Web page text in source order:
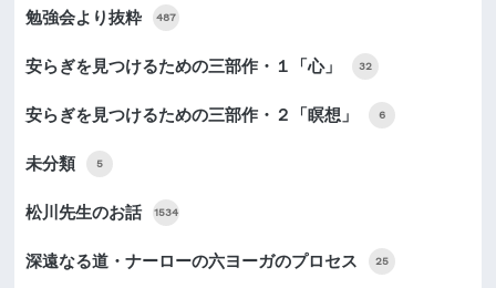
勉強会より抜粋 487
安らぎを見つけるための三部作・１「心」 32
安らぎを見つけるための三部作・２「瞑想」 6
未分類 5
松川先生のお話 1534
深遠なる道・ナーローの六ヨーガのプロセス 25